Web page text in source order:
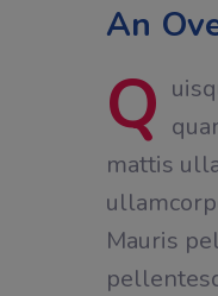
An
Q
mattis
Mauris